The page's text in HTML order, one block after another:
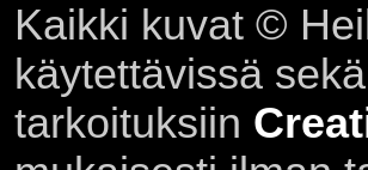
Kaikki kuvat ©
käytettävissä
tarkoituksiin